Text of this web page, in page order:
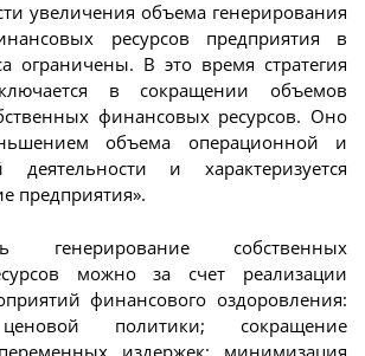
увеличения объема генерирования
ресурсов предприятия в
ограничены. В это время стратегия
в сокращении объемов
финансовых ресурсов. Оно
объема операционной и
деятельности и характеризуется
предприятия».
генерирование собственных
можно за счет реализации
финансового оздоровления:
политики; сокращение
издержек; минимизация